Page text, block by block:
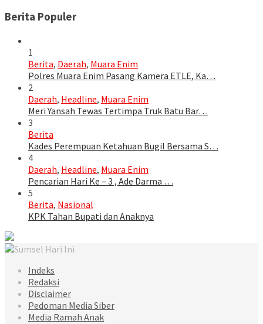
Berita Populer
1
Berita, Daerah, Muara Enim
Polres Muara Enim Pasang Kamera ETLE, Ka…
2
Daerah, Headline, Muara Enim
Meri Yansah Tewas Tertimpa Truk Batu Bar…
3
Berita
Kades Perempuan Ketahuan Bugil Bersama S…
4
Daerah, Headline, Muara Enim
Pencarian Hari Ke – 3 , Ade Darma …
5
Berita, Nasional
KPK Tahan Bupati dan Anaknya
Indeks
Redaksi
Disclaimer
Pedoman Media Siber
Media Ramah Anak